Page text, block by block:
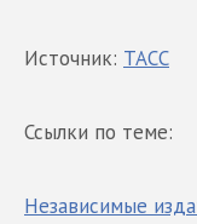
Источник: ТАСС
Ссылки по теме:
Независимые